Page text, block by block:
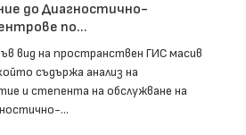
до Диагностично-
по...
вид на пространствен ГИС масив
съдържа анализ на
и степента на обслужване на
...